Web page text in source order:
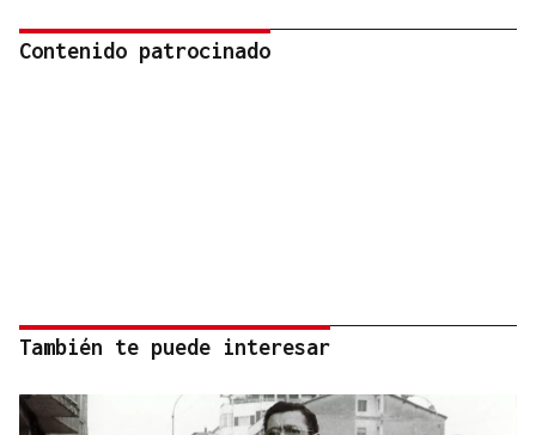
Contenido patrocinado
También te puede interesar